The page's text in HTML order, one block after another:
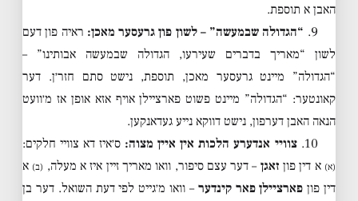
האבן א תוספת.
9. “הגדולה שבמעשה” – לשון פון גרעסער מאכן: ראיה פון דעם
לשון “מאריך בדברים שעירעו, הגדולה שבמעשה אבותינו” –
“הגדולה” מיינט גרעסער מאכן, תוספת, נישט סתם חזר׳ן. דער
קאונטער: “הגדולה” מיינט פשוט פארציילן אויף אזא אופן אז מ׳וועט
הנאה האבן דערפון, נישט דווקא נייע געדאנקען.
10. צוויי אנדערע הלכות אין איין מצוה: ס׳איז דא צוויי חלקים:
(א) א דין פון זאגן – דער עצם סיפור, וואו מאריך זיין איז א מעלה, (ב) א
דין פון פארציילן פאר קינדער – וואו מ׳גייט לפי דעת השואל. דער בן